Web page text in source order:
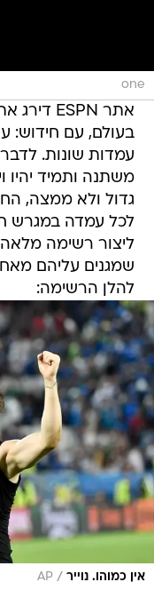
one
בעולם, עם חידוש:
עמדות שונות.
משתנה ותמיד יהיו
גדול ולא ממצה,
לכל עמדה במגרש
ליצור רשימה
שמגנים עליהם
להלן הרשימה:
אין כמוהו. נוייר /
AP